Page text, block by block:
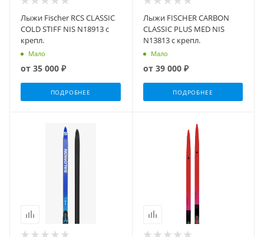
Лыжи Fischer RCS CLASSIC
COLD STIFF NIS N18913 с
крепл.
Мало
от 35 000 ₽
ПОДРОБНЕЕ
Лыжи FISCHER CARBON
CLASSIC PLUS MED NIS
N13813 с крепл.
Мало
от 39 000 ₽
ПОДРОБНЕЕ